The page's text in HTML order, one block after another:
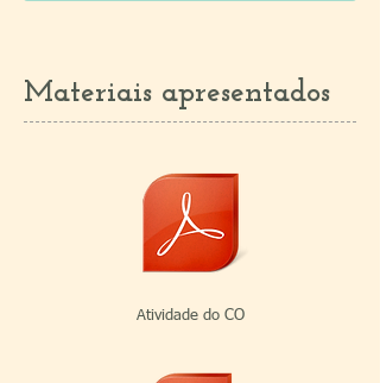
Materiais apresentados
Atividade do CO